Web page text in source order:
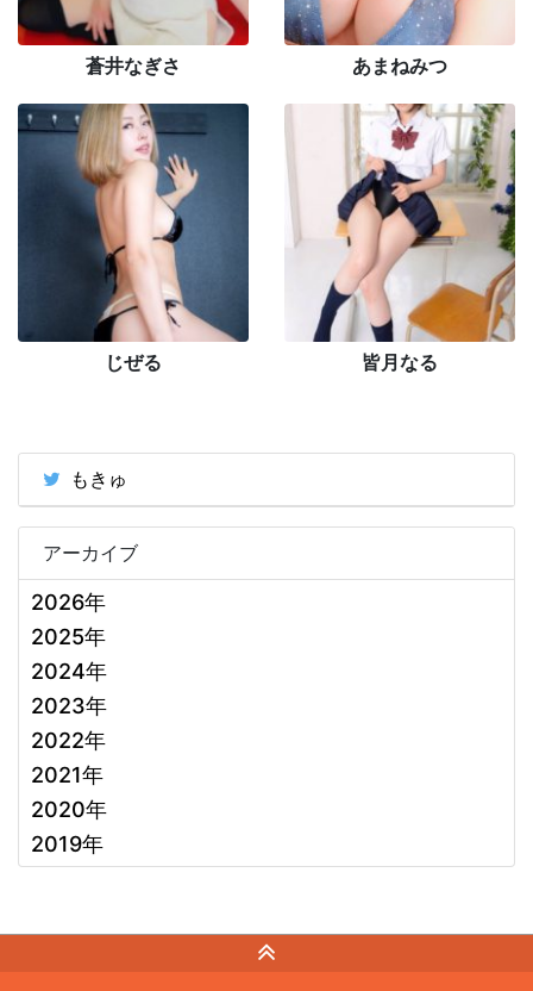
蒼井なぎさ あまねみつ
じぜる 皆月なる
もきゅ
アーカイブ
2026年
2025年
2024年
2023年
2022年
2021年
2020年
2019年